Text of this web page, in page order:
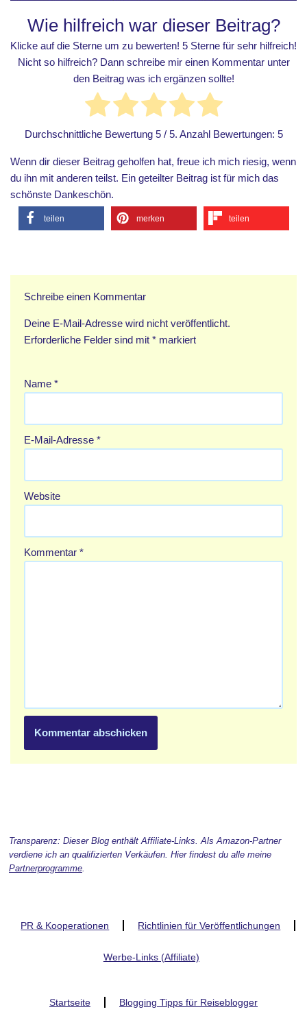
Wie hilfreich war dieser Beitrag?
Klicke auf die Sterne um zu bewerten! 5 Sterne für sehr hilfreich!
Nicht so hilfreich? Dann schreibe mir einen Kommentar unter
den Beitrag was ich ergänzen sollte!
Durchschnittliche Bewertung 5/ 5. Anzahl Bewertungen: 5
Wenn dir dieser Beitrag geholfen hat, freue ich mich riesig, wenn
du ihn mit anderen teilst. Ein geteilter Beitrag ist für mich das
schönste Dankeschön.
teilen merken teilen
Schreibe einen Kommentar
Deine E-Mail-Adresse wird nicht veröffentlicht.
Erforderliche Felder sind mit * markiert
Name *
E-Mail-Adresse *
Website
Kommentar *
Transparenz: Dieser Blog enthält Affiliate-Links. Als Amazon-Partner
verdiene ich an qualifizierten Verkäufen. Hier findest du alle meine
Partnerprogramme.
PR & Kooperationen Richtlinien für Veröffentlichungen
Werbe-Links (Affiliate)
Startseite Blogging Tipps für Reiseblogger